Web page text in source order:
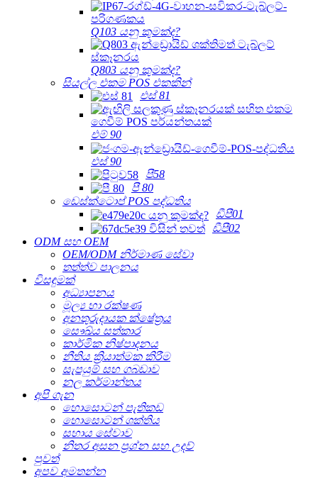
Q103 යනු කුමක්ද?
Q803 යනු කුමක්ද?
සියල්ල එකම POS එකකින්
එස් 81
එම් 90
එස් 90
පී58
පී 80
ඩෙස්ක්ටොප් POS පද්ධතිය
ඩීපී01
ඩීපී02
ODM සහ OEM
OEM/ODM නිර්මාණ සේවා
තත්ත්ව පාලනය
විසඳුමක්
අධ්‍යාපනය
මූල්‍ය හා රක්ෂණ
අනතුරුදායක ක්ෂේත්‍රය
සෞඛ්ය සත්කාර
කාර්මික නිෂ්පාදනය
නීතිය ක්‍රියාත්මක කිරීම
සැපයුම් සහ ගබඩාව
නල කර්මාන්තය
අපි ගැන
හොසොටන් පැතිකඩ
හොසොටන් ශක්තිය
සහාය සේවාව
නිතර අසන ප්‍රශ්න සහ උදව්
පුවත්
අපව අමතන්න